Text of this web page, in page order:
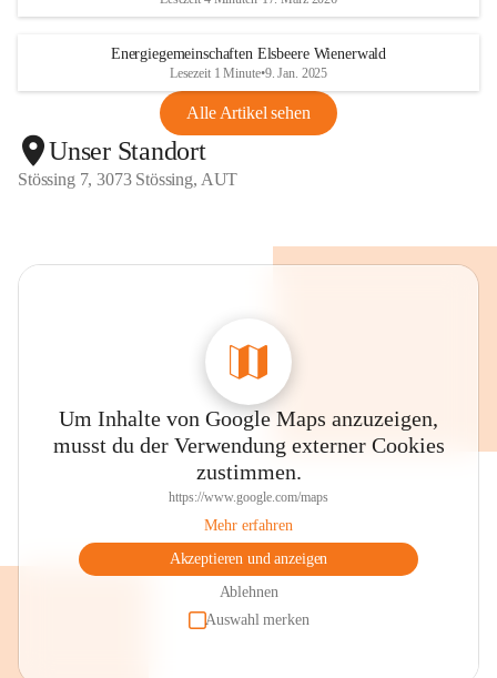
Energiegemeinschaften Elsbeere Wienerwald
Lesezeit 1 Minute•9. Jan. 2025
Alle Artikel sehen
Unser Standort
Stössing 7, 3073 Stössing, AUT
Um Inhalte von Google Maps anzuzeigen,
musst du der Verwendung externer Cookies
zustimmen.
https://www.google.com/maps
Mehr erfahren
Akzeptieren und anzeigen
Ablehnen
Auswahl merken